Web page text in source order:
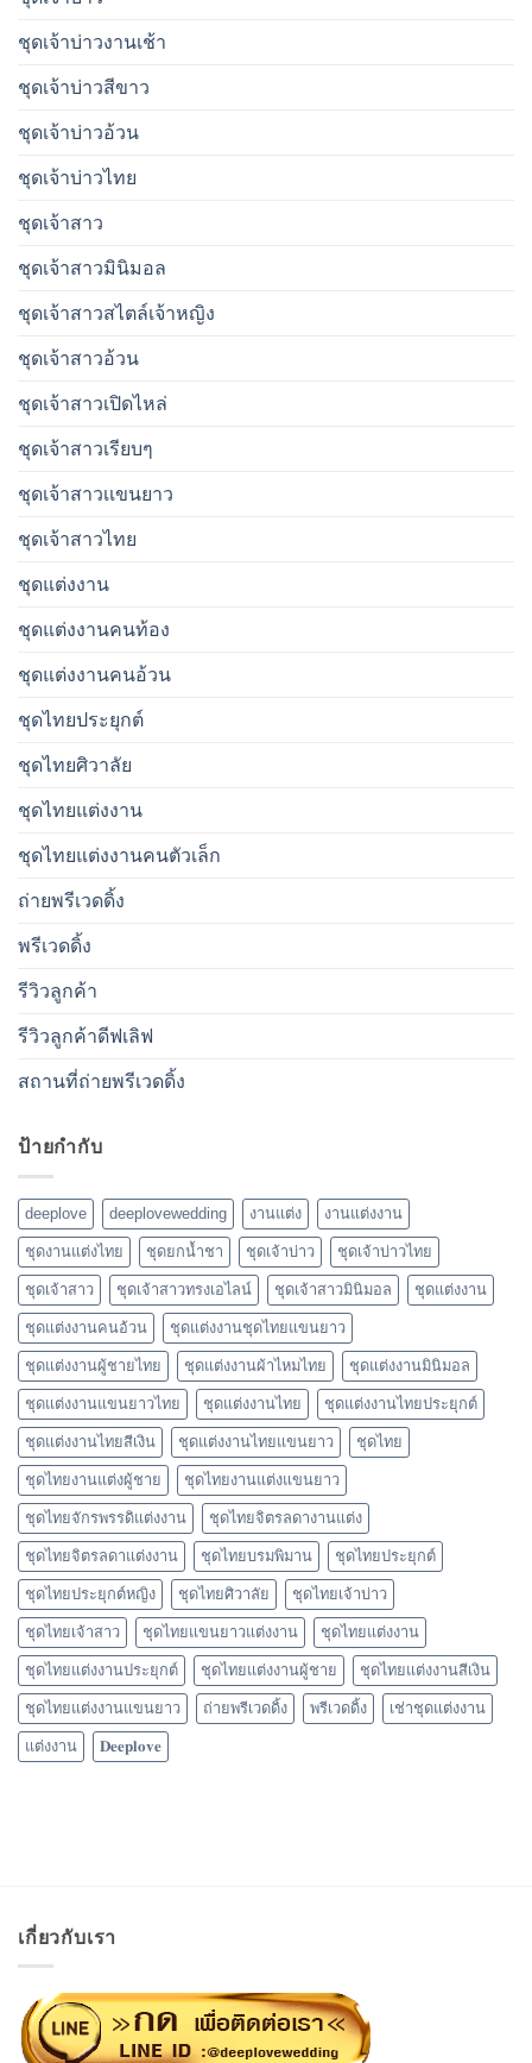
ชุดเจ้าบ่าวงานเช้า
ชุดเจ้าบ่าวสีขาว
ชุดเจ้าบ่าวอ้วน
ชุดเจ้าบ่าวไทย
ชุดเจ้าสาว
ชุดเจ้าสาวมินิมอล
ชุดเจ้าสาวสไตล์เจ้าหญิง
ชุดเจ้าสาวอ้วน
ชุดเจ้าสาวเปิดไหล่
ชุดเจ้าสาวเรียบๆ
ชุดเจ้าสาวเเขนยาว
ชุดเจ้าสาวไทย
ชุดแต่งงาน
ชุดแต่งงานคนท้อง
ชุดแต่งงานคนอ้วน
ชุดไทยประยุกต์
ชุดไทยศิวาลัย
ชุดไทยแต่งงาน
ชุดไทยแต่งงานคนตัวเล็ก
ถ่ายพรีเวดดิ้ง
พรีเวดดิ้ง
รีวิวลูกค้า
รีวิวลูกค้าดีฟเลิฟ
สถานที่ถ่ายพรีเวดดิ้ง
ป้ายกำกับ
deeplove deeplovewedding งานแต่ง งานแต่งงาน
ชุดงานแต่งไทย ชุดยกน้ำชา ชุดเจ้าบ่าว ชุดเจ้าบ่าวไทย
ชุดเจ้าสาว ชุดเจ้าสาวทรงเอไลน์ ชุดเจ้าสาวมินิมอล ชุดแต่งงาน
ชุดแต่งงานคนอ้วน ชุดแต่งงานชุดไทยแขนยาว
ชุดแต่งงานผู้ชายไทย ชุดแต่งงานผ้าไหมไทย ชุดแต่งงานมินิมอล
ชุดแต่งงานแขนยาวไทย ชุดแต่งงานไทย ชุดแต่งงานไทยประยุกต์
ชุดแต่งงานไทยสีเงิน ชุดแต่งงานไทยแขนยาว ชุดไทย
ชุดไทยงานแต่งผู้ชาย ชุดไทยงานแต่งแขนยาว
ชุดไทยจักรพรรดิแต่งงาน ชุดไทยจิตรลดางานแต่ง
ชุดไทยจิตรลดาแต่งงาน ชุดไทยบรมพิมาน ชุดไทยประยุกต์
ชุดไทยประยุกต์หญิง ชุดไทยศิวาลัย ชุดไทยเจ้าบ่าว
ชุดไทยเจ้าสาว ชุดไทยแขนยาวแต่งงาน ชุดไทยแต่งงาน
ชุดไทยแต่งงานประยุกต์ ชุดไทยแต่งงานผู้ชาย ชุดไทยแต่งงานสีเงิน
ชุดไทยแต่งงานแขนยาว ถ่ายพรีเวดดิ้ง พรีเวดดิ้ง เช่าชุดแต่งงาน
แต่งงาน 𝐃𝐞𝐞𝐩𝐥𝐨𝐯𝐞
เกี่ยวกับเรา